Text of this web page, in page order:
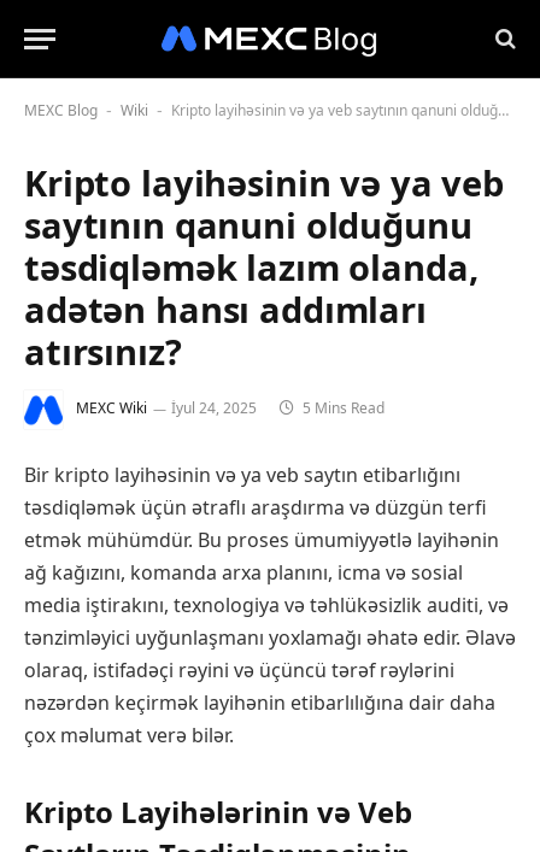
MEXC Blog - Wiki - Kripto layihəsinin və ya veb saytının qanuni olduğunu təsdiqləmək lazım olanda, adətən hansı addımları atırsınız?
Kripto layihəsinin və ya veb
saytının qanuni olduğunu
təsdiqləmək lazım olanda,
adətən hansı addımları
atırsınız?
MEXC Wiki İyul 24, 2025 5 Mins Read
Bir kripto layihəsinin və ya veb saytın etibarlığını
təsdiqləmək üçün ətraflı araşdırma və düzgün terfi
etmək mühümdür. Bu proses ümumiyyətlə layihənin
ağ kağızını, komanda arxa planını, icma və sosial
media iştirakını, texnologiya və təhlükəsizlik auditi, və
tənzimləyici uyğunlaşmanı yoxlamağı əhatə edir. Əlavə
olaraq, istifadəçi rəyini və üçüncü tərəf rəylərini
nəzərdən keçirmək layihənin etibarlılığına dair daha
çox məlumat verə bilər.
Kripto Layihələrinin və Veb